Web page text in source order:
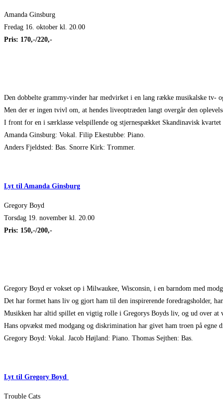
Amanda Ginsburg
Fredag 16. oktober kl. 20.00
Pris: 170,-/220,-
Den dobbelte grammy-vinder har medvirket i en lang række musikalske tv-
Men der er ingen tvivl om, at hendes liveoptræden langt overgår den
I front for en i særklasse velspillende og stjernespækket Skandinavisk
Amanda Ginsburg: Vokal. Filip Ekestubbe: Piano.
Anders Fjeldsted: Bas. Snorre Kirk: Trommer.
Lyt til Amanda Ginsburg
Gregory Boyd
Torsdag 19. november kl. 20.00
Pris: 150,-/200,-
Gregory Boyd er vokset op i Milwaukee, Wisconsin, i en barndom med
Det har formet hans liv og gjort ham til den inspirerende foredragsholder,
Musikken har altid spillet en vigtig rolle i Gregorys Boyds liv, og ud over at
Hans opvækst med modgang og diskrimination har givet ham troen på egne
Gregory Boyd: Vokal. Jacob Højland: Piano. Thomas Sejthen: Bas.
Lyt til Gregory Boyd
Trouble Cats